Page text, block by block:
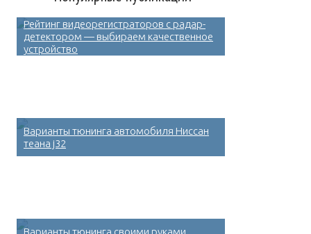
Рейтинг видеорегистраторов с радар-
детектором — выбираем качественное
устройство
Варианты тюнинга автомобиля Ниссан
теана j32
Варианты тюнинга своими руками